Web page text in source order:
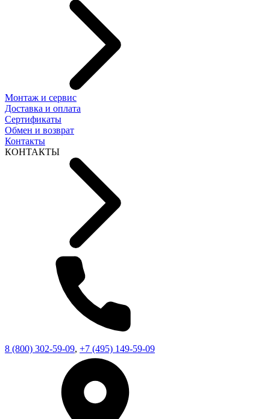
Монтаж и сервис
Доставка и оплата
Сертификаты
Обмен и возврат
Контакты
КОНТАКТЫ
8 (800) 302-59-09, +7 (495) 149-59-09